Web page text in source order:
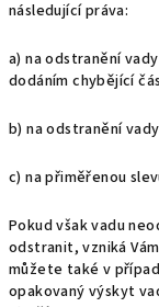
následující práva:
a) na odstranění
dodáním chybějící
b) na odstranění
c) na přiměřenou
Pokud však vadu
odstranit, vzniká
můžete také v
opakovaný výskyt